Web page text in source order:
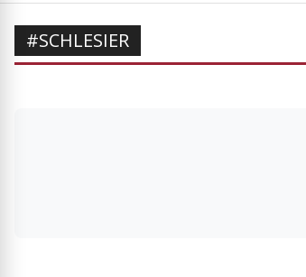
#SCHLESIER